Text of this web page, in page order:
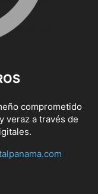
comprometido
veraz a través de